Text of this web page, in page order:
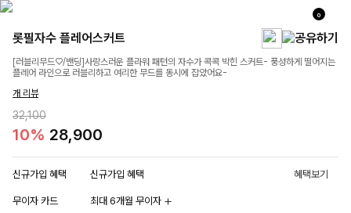
0
롯필자수 플레어스커트
[러블리무드♡/밴딩]사랑스러운 플라워 패턴의 자수가 콕콕 박힌 스커트- 풍성하게 떨어지는
플레어 라인으로 러블리하고 여리한 무드를 동시에 잡았어요-
개 리뷰
32,100
10% 28,900
신규가입 혜택 신규가입 혜택 혜택보기
무이자 카드 최대 6개월 무이자